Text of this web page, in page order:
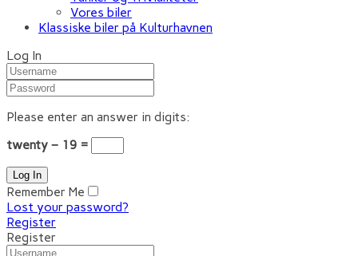
Vores biler
Klassiske biler på Kulturhavnen
Log In
Please enter an answer in digits:
twenty − 19 =
Remember Me
Lost your password?
Register
Register